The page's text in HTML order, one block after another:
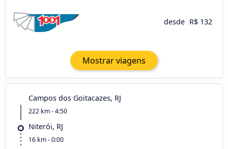
desde R$ 132
Mostrar viagens
Campos dos Goitacazes, RJ
222 km - 4:50
Niterói, RJ
16 km - 0:00